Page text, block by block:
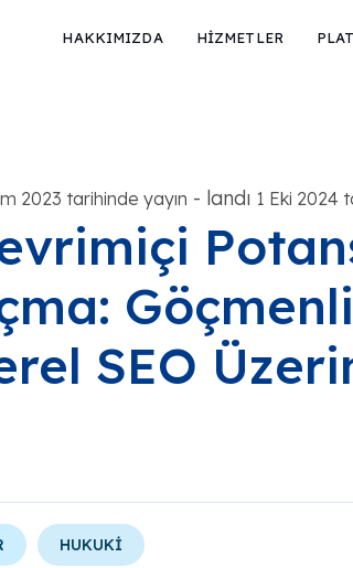
HAKKIMIZDA HİZMETLER
2023 tarihinde yayın - landı 1 Eki 2024
SEO
HUKUKİ